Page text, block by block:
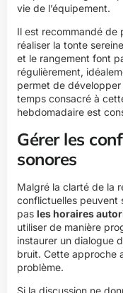
vie de l’équipement.
Il est recommandé de
réaliser la tonte
et le rangement font
régulièrement,
permet de développer
temps consacré à
hebdomadaire est
Gérer les
sonores
Malgré la clarté de la
conflictuelles peuvent
pas les horaires
utiliser de manière
instaurer un dialogue
bruit. Cette approche
problème.
Si la discussion ne